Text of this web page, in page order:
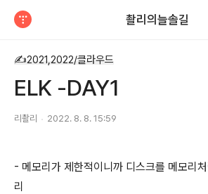
촬리의늘솔길
✍2021,2022/클라우드
ELK -DAY1
리촬리 2022. 8. 8. 15:59
- 메모리가 제한적이니까 디스크를 메모리
리